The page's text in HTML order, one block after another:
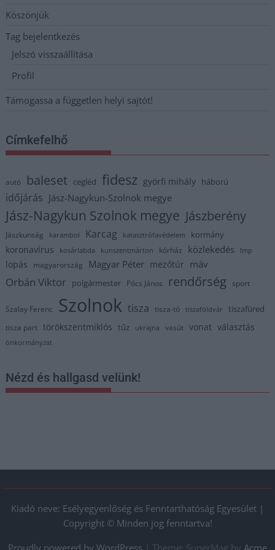
Köszönjük
Tag bejelentkezés
Jelszó visszaállítása
Profil
Támogassa a független helyi sajtót!
Címkefelhő
autó baleset cegléd fidesz györfi mihály háború
időjárás Jász-Nagykun-Szolnok megye
Jász-Nagykun Szolnok megye Jászberény
Jászkunság karambol Karcag katasztrófavédelem kormány
koronavírus kosárlabda kunszentmárton kórház közlekedés lmp
lopás magyarország Magyar Péter mezőtúr máv
Orbán Viktor polgármester Pócs János rendőrség sport
Szalay Ferenc Szolnok tisza tisza-tó tiszaföldvár tiszafüred
tisza part törökszentmiklós tűz ukrajna vasút vonat választás
önkormányzat
Nézd és hallgasd velünk!
Kiadó neve: Esélyegyenlőség és Fenntarthatóság Egyesület |
Copyright © Minden jog fenntartva!
Proudly powered by WordPress
Theme: SuperMag by Acme